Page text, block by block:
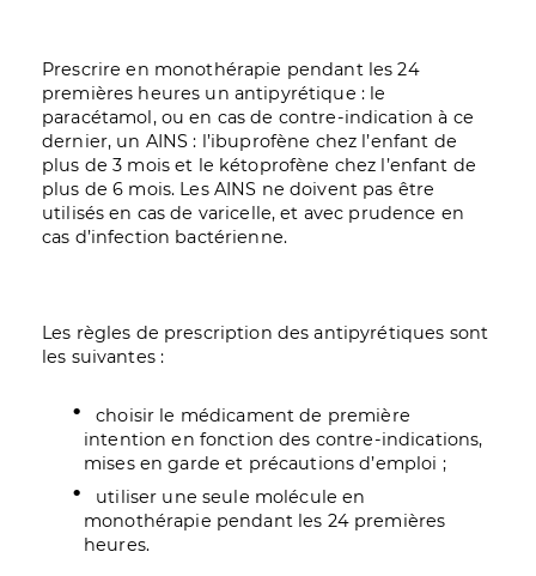
Prescrire en monothérapie pendant les 24
premières heures un antipyrétique : le
paracétamol, ou en cas de contre-indication à ce
dernier, un AINS : l’ibuprofène chez l’enfant de
plus de 3 mois et le kétoprofène chez l’enfant de
plus de 6 mois. Les AINS ne doivent pas être
utilisés en cas de varicelle, et avec prudence en
cas d’infection bactérienne.
Les règles de prescription des antipyrétiques sont
les suivantes :
choisir le médicament de première
intention en fonction des contre-indications,
mises en garde et précautions d’emploi ;
utiliser une seule molécule en
monothérapie pendant les 24 premières
heures.